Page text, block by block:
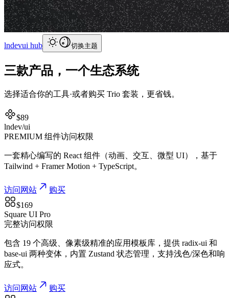
lndevui hub 切换主题
三款产品，一个生态系统
选择适合你的工具·或者购买 Trio 套装，更省钱。
$89
lndev/ui
PREMIUM 组件访问权限
一套精心编写的 React 组件（动画、交互、微型 UI），基于
Tailwind + Framer Motion + TypeScript。
访问网站
购买
$169
Square UI Pro
完整访问权限
包含 19 个高级、像素级精准的应用模板库，提供 radix-ui 和
base-ui 两种变体，内置 Zustand 状态管理，支持浅色/深色和响
应式。
访问网站
购买